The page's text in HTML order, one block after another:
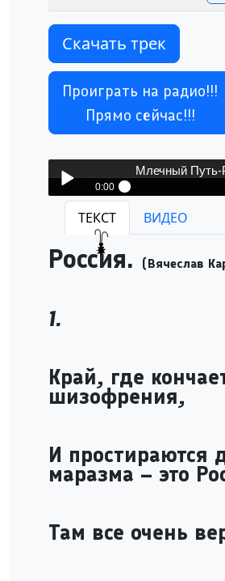
Скачать трек
Проиграть на радио!!!
Прямо сейчас!!!
Млечный Путь-
0:00
Млечный Путь-Россия
ТЕКСТ ВИДЕО
Россия. (Вячеслав
1.
Край, где
шизофрения,
И простираются
маразма – это
Там все очень